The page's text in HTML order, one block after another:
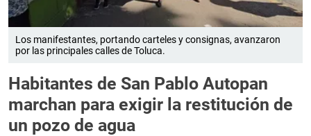
Los manifestantes, portando carteles y consignas, avanzaron
por las principales calles de Toluca.
Habitantes de San Pablo Autopan
marchan para exigir la restitución de
un pozo de agua